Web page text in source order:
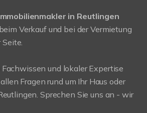
in Reutlingen
Verkauf und bei der Vermietung
und lokaler Expertise
Fragen rund um Ihr Haus oder
Sprechen Sie uns an - wir